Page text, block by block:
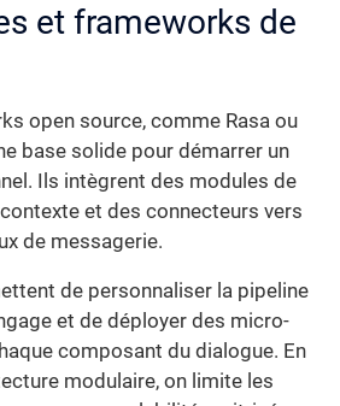
et frameworks de
open source, comme Rasa ou
base solide pour démarrer un
Ils intègrent des modules de
et des connecteurs vers
de messagerie.
de personnaliser la pipeline
et de déployer des micro-
composant du dialogue. En
modulaire, on limite les